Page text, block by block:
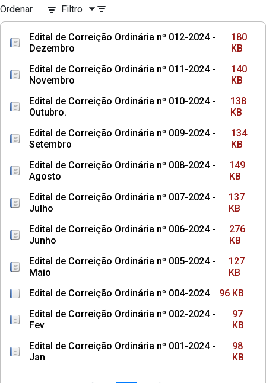
Ordenar Filtro
Edital de Correição Ordinária nº 012-2024 -
Dezembro
180
KB
Edital de Correição Ordinária nº 011-2024 -
Novembro
140
KB
Edital de Correição Ordinária nº 010-2024 -
Outubro.
138
KB
Edital de Correição Ordinária nº 009-2024 -
Setembro
134
KB
Edital de Correição Ordinária nº 008-2024 -
Agosto
149
KB
Edital de Correição Ordinária nº 007-2024 -
Julho
137
KB
Edital de Correição Ordinária nº 006-2024 -
Junho
276
KB
Edital de Correição Ordinária nº 005-2024 -
Maio
127
KB
Edital de Correição Ordinária nº 004-2024
96 KB
Edital de Correição Ordinária nº 002-2024 -
Fev
97
KB
Edital de Correição Ordinária nº 001-2024 -
Jan
98
KB